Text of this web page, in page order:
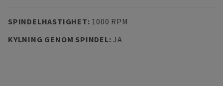
SPINDELHASTIGHET: 1000 RPM
KYLNING GENOM SPINDEL:JA